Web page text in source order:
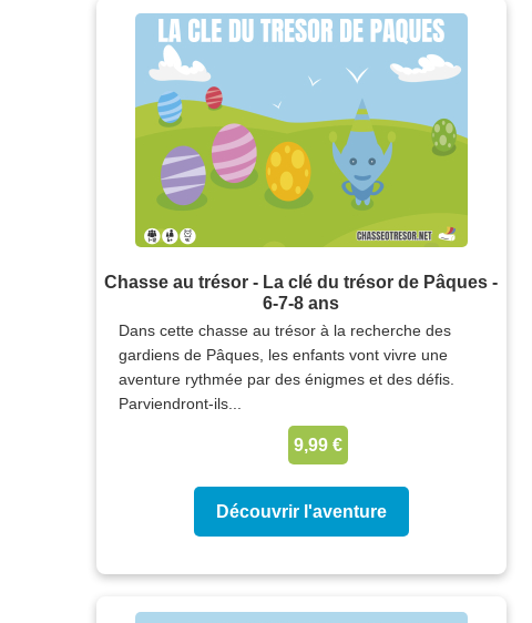
Chasse au trésor - La clé du trésor de Pâques -
6-7-8 ans
Dans cette chasse au trésor à la recherche des
gardiens de Pâques, les enfants vont vivre une
aventure rythmée par des énigmes et des défis.
Parviendront-ils...
9,99 €
Découvrir l'aventure